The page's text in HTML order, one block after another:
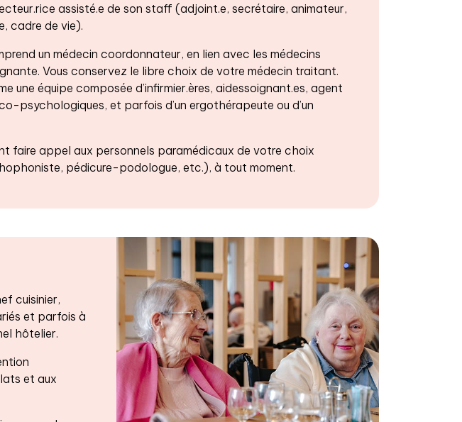
assisté.e de son staff (adjoint.e, secrétaire, animateur,
cadre de vie).
un médecin coordonnateur, en lien avec les médecins
Vous conservez le libre choix de votre médecin traitant.
une équipe composée d’infirmier.ères, aidessoignant.es, agent
psychologiques, et parfois d’un ergothérapeute ou d’un
faire appel aux personnels paramédicaux de votre choix
pédicure-podologue, etc.), à tout moment.
cuisinier,
et parfois à
hôtelier.
et aux